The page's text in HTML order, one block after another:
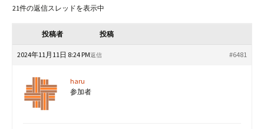
21件の返信スレッドを表示中
投稿者 投稿
2024年11月11日 8:24 PM #6481
返信
haru
参加者